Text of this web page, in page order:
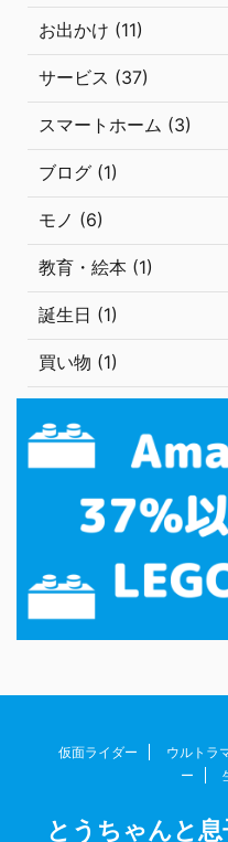
お出かけ (11)
サービス (37)
スマートホーム (3)
ブログ (1)
モノ (6)
教育・絵本 (1)
誕生日 (1)
買い物 (1)
仮面ライダー ウルトラ
ー
とうちゃんと